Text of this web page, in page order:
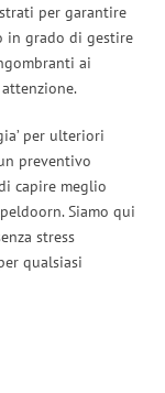
per garantire
in grado di gestire
ai
per ulteriori
preventivo
capire meglio
Siamo qui
stress
qualsiasi